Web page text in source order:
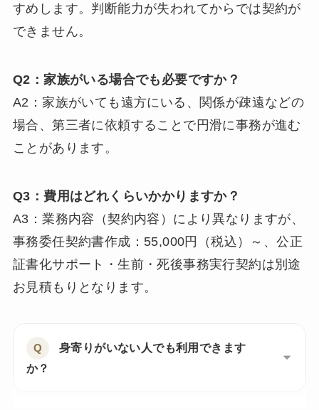
のない方 を対象に、老後の生活支援や亡くなった
後の手続きなどを事前に信頼できる形で委任でき
「もしものとき、誰に何を任せればいいかわから
「病気や認知症に備えて、今のうちに準備してお
きたい」
そんな不安や希望を、公的に有効な契約書として
明文化することで、安心をカタチにします。
法律に基づき、行政書士が専門的な立場からサポ
ートします。
すめします。判断能力が失われてからでは契約が
できません。
Q2：家族がいる場合でも必要ですか？
A2：家族がいても遠方にいる、関係が疎遠などの
場合、第三者に依頼することで円滑に事務が進む
ことがあります。
Q3：費用はどれくらいかかりますか？
A3：業務内容（契約内容）により異なりますが、
事務委任契約書作成：55,000円（税込）～、公正
証書化サポート・生前・死後事務実行契約は別途
お見積もりとなります。
身寄りがいない人でも利用できます
か？